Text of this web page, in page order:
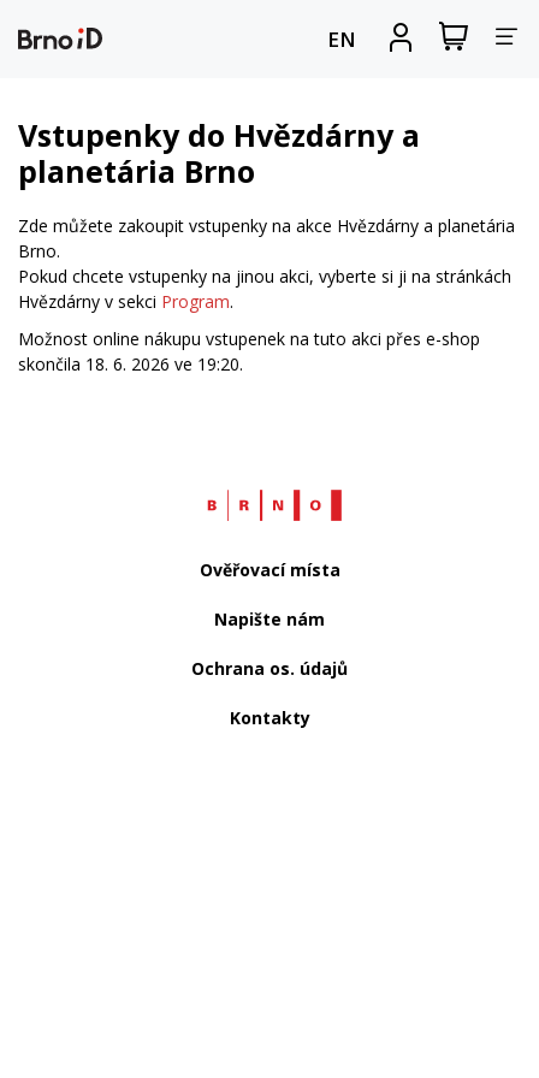
EN
Zobrazit
nákupní
Vstupenky do Hvězdárny a
planetária Brno
Zde můžete zakoupit vstupenky na akce Hvězdárny a planetária
Brno.
Pokud chcete vstupenky na jinou akci, vyberte si ji na stránkách
Hvězdárny v sekci Program.
Možnost online nákupu vstupenek na tuto akci přes e-shop
skončila 18. 6. 2026 ve 19:20.
Web
Ověřovací místa
Napište nám
Ochrana os. údajů
Kontakty